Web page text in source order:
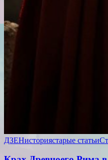
ДЗЕНисториястарые статьи